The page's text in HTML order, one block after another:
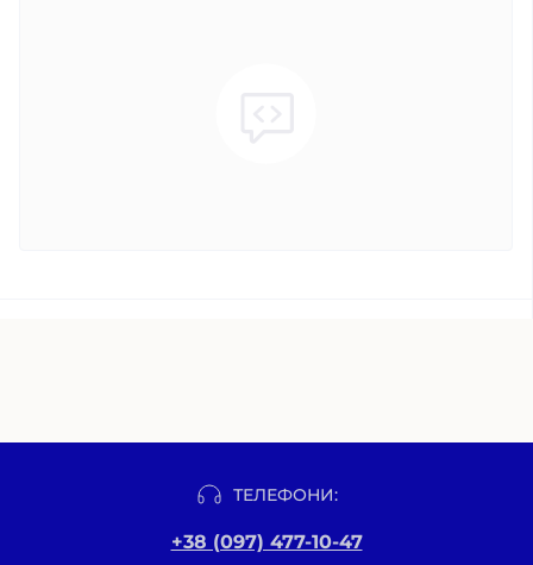
ТЕЛЕФОНИ:
+38 (097) 477-10-47